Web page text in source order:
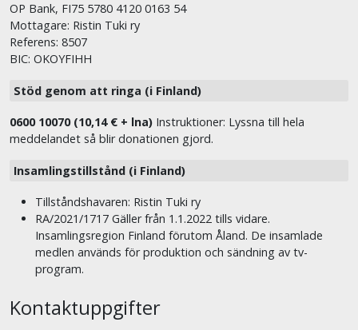
OP Bank, FI75 5780 4120 0163 54
Mottagare: Ristin Tuki ry
Referens: 8507
BIC: OKOYFIHH
Stöd genom att ringa (i Finland)
0600 10070 (10,14 € + lna) Instruktioner: Lyssna till hela
meddelandet så blir donationen gjord.
Insamlingstillstånd (i Finland)
Tillståndshavaren: Ristin Tuki ry
RA/2021/1717 Gäller från 1.1.2022 tills vidare.
Insamlingsregion Finland förutom Åland. De insamlade
medlen används för produktion och sändning av tv-
program.
Kontaktuppgifter